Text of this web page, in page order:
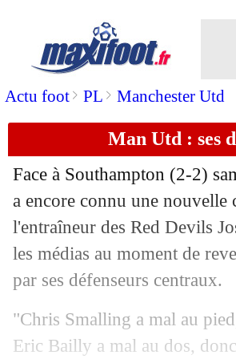
Actu foot> PL > Manchester Utd
Man Utd : ses
Face à Southampton (2-2)
a encore connu une
l'entraîneur des Red Devils
les médias au moment de
par ses défenseurs centraux.
"Chris Smalling a mal au
Eric Bailly a mal au dos,
: Toulouse 2-2
02/12 PSG: Cavani,
02/12 L1: Rennes-
02/12 Lyon: Cornet
02/12 PSG : Kehrer, Heidel
02/12 Nîmes: Ferri
Ang. : Chelsea bat